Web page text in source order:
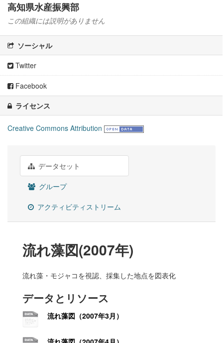
高知県水産振興部
この組織には説明がありません
ソーシャル
Twitter
Facebook
ライセンス
Creative Commons Attribution
データセット
グループ
アクティビティストリーム
流れ藻図(2007年)
流れ藻・モジャコを視認、採集した地点を図表化
データとリソース
流れ藻図（2007年3月）